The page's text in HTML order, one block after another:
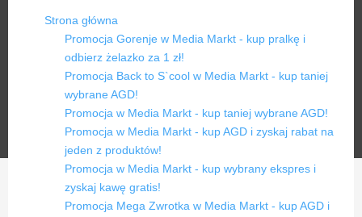
Strona główna
Promocja Gorenje w Media Markt - kup pralkę i
odbierz żelazko za 1 zł!
Promocja Back to S`cool w Media Markt - kup taniej
wybrane AGD!
Promocja w Media Markt - kup taniej wybrane AGD!
Promocja w Media Markt - kup AGD i zyskaj rabat na
jeden z produktów!
Promocja w Media Markt - kup wybrany ekspres i
zyskaj kawę gratis!
Promocja Mega Zwrotka w Media Markt - kup AGD i